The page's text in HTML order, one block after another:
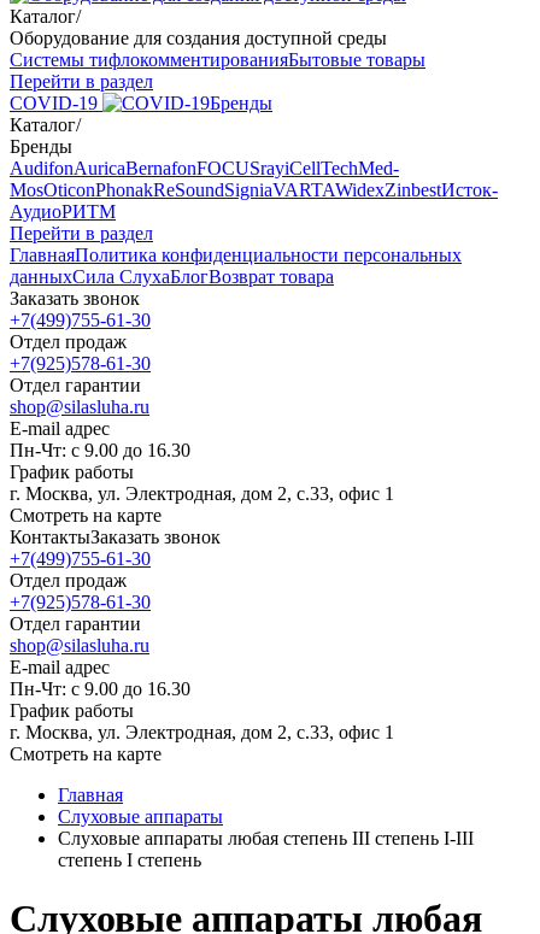
Каталог/
Оборудование для создания доступной среды
Системы тифлокомментированияБытовые товары
Перейти в раздел
COVID-19
Бренды
Каталог/
Бренды
AudifonAuricaBernafonFOCUSrayiCellTechMed-
MosOticonPhonakReSoundSigniaVARTAWidexZinbestИсток-
АудиоРИТМ
Перейти в раздел
ГлавнаяПолитика конфиденциальности персональных
данныхСила СлухаБлогВозврат товара
Заказать звонок
+7(499)755-61-30
Отдел продаж
+7(925)578-61-30
Отдел гарантии
shop@silasluha.ru
E-mail адрес
Пн-Чт: с 9.00 до 16.30
График работы
г. Москва, ул. Электродная, дом 2, с.33, офис 1
Смотреть на карте
КонтактыЗаказать звонок
+7(499)755-61-30
Отдел продаж
+7(925)578-61-30
Отдел гарантии
shop@silasluha.ru
E-mail адрес
Пн-Чт: с 9.00 до 16.30
График работы
г. Москва, ул. Электродная, дом 2, с.33, офис 1
Смотреть на карте
Главная
Слуховые аппараты
Слуховые аппараты любая степень III степень I-III
степень I степень
Слуховые аппараты любая